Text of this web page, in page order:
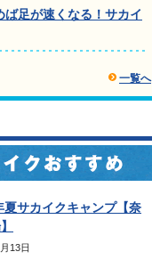
ば足が速くなる！サカイ
一覧へ
夏サカイクキャンプ【奈
13日